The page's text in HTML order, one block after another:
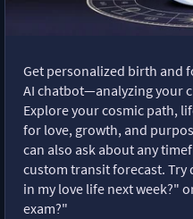
Get personalized birth and
AI chatbot—analyzing your
Explore your cosmic path,
for love, growth, and
can also ask about any
custom transit forecast.
in my love life next week?"
exam?"